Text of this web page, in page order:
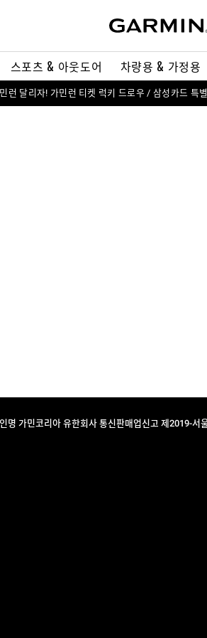
스포츠 & 아웃도어 차량용 & 가정용
런 달리자! 가민런 티켓 럭키 드로우 / 삼성카드 특
명 가민코리아 유한회사 통신판매업신고 제2019-서